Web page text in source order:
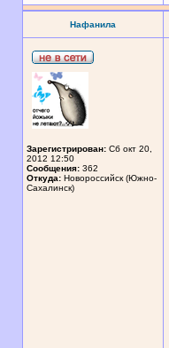
Нафанила
Зарегистрирован: Сб окт 20,
2012 12:50
Сообщения: 362
Откуда: Новороссийск (Южно-
Сахалинск)